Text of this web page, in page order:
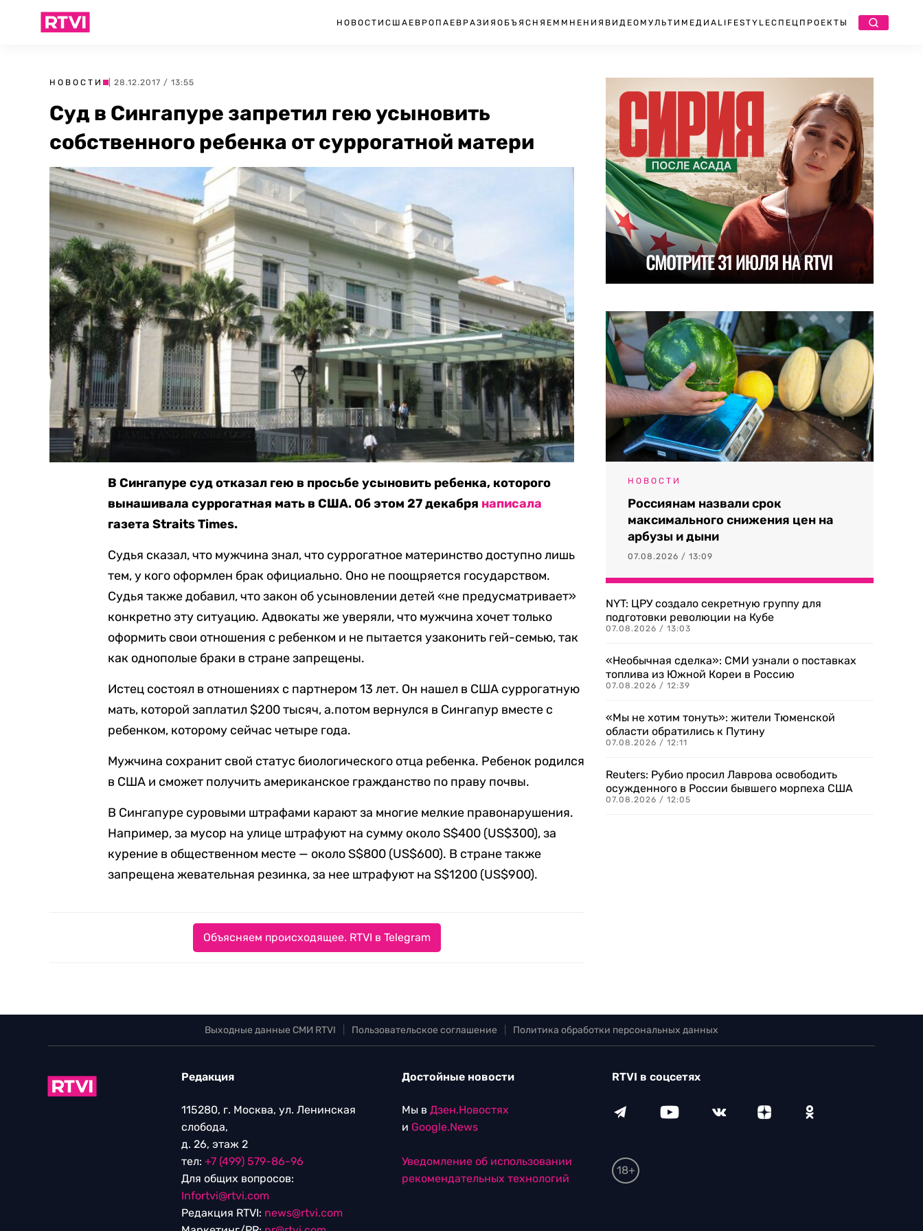
НОВОСТИ США ЕВРОПА ЕВРАЗИЯ ОБЪЯСНЯЕМ МНЕНИЯ ВИДЕО МУЛЬТИМЕДИА LIFESTYLEСПЕЦПРОЕКТЫ
НОВОСТИ | 28.12.2017 / 13:55
Суд в Сингапуре запретил гею усыновить
собственного ребенка от суррогатной матери
В Сингапуре суд отказал гею в просьбе усыновить ребенка, которого
вынашивала суррогатная мать в США. Об этом 27 декабря написала
газета Straits Times.
Судья сказал, что мужчина знал, что суррогатное материнство доступно лишь
тем, у кого оформлен брак официально. Оно не поощряется государством.
Судья также добавил, что закон об усыновлении детей «не предусматривает»
конкретно эту ситуацию. Адвокаты же уверяли, что мужчина хочет только
оформить свои отношения с ребенком и не пытается узаконить гей-семью, так
как однополые браки в стране запрещены.
Истец состоял в отношениях с партнером 13 лет. Он нашел в США суррогатную
мать, которой заплатил $200 тысяч, а.потом вернулся в Сингапур вместе с
ребенком, которому сейчас четыре года.
Мужчина сохранит свой статус биологического отца ребенка. Ребенок родился
в США и сможет получить американское гражданство по праву почвы.
В Сингапуре суровыми штрафами карают за многие мелкие правонарушения.
Например, за мусор на улице штрафуют на сумму около S$400 (US$300), за
курение в общественном месте — около S$800 (US$600). В стране также
запрещена жевательная резинка, за нее штрафуют на S$1200 (US$900).
Объясняем происходящее. RTVI в Telegram
НОВОСТИ
Россиянам назвали срок
максимального снижения цен на
арбузы и дыни
07.08.2026 / 13:09
NYT: ЦРУ создало секретную группу для
подготовки революции на Кубе
07.08.2026 / 13:03
«Необычная сделка»: СМИ узнали о поставках
топлива из Южной Кореи в Россию
07.08.2026 / 12:39
«Мы не хотим тонуть»: жители Тюменской
области обратились к Путину
07.08.2026 / 12:11
Reuters: Рубио просил Лаврова освободить
осужденного в России бывшего морпеха США
07.08.2026 / 12:05
Выходные данные СМИ RTVI Пользовательское соглашение Политика обработки персональных данных
Редакция
115280, г. Москва, ул. Ленинская
слобода,
д. 26, этаж 2
тел: +7 (499) 579-86-96
Для общих вопросов:
Infortvi@rtvi.com
Редакция RTVI: news@rtvi.com
Достойные новости
Мы в Дзен.Новостях
и Google.News
Уведомление об использовании
рекомендательных технологий
RTVI в соцсетях
18+